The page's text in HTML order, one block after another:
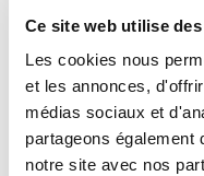
Ce site web utilise
Les cookies nous
et les annonces,
médias sociaux et
partageons également
notre site avec nos
nuitée et désirez
supplémentaires
de le faire à la